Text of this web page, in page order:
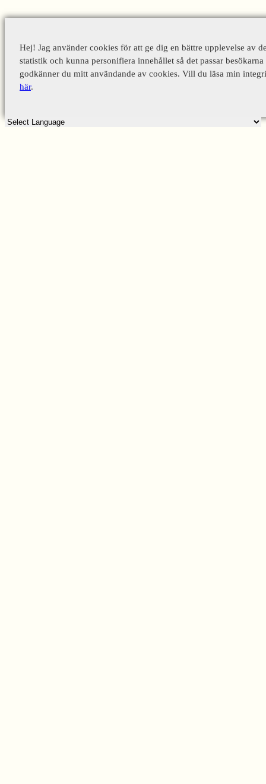
Hej! Jag använder cookies för att ge dig en bättre upplevelse av
statistik och kunna personifiera innehållet så det passar
godkänner du mitt användande av cookies. Vill du läsa min
här.